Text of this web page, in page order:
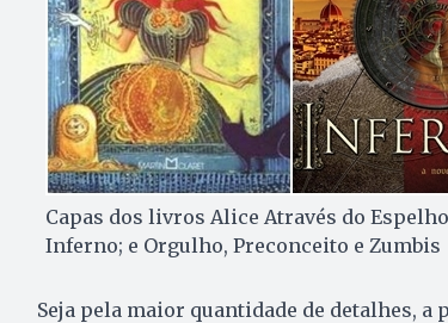
Capas dos livros Alice Através do
Inferno; e Orgulho, Preconceito e Zumbis
Seja pela maior quantidade de detalhes,